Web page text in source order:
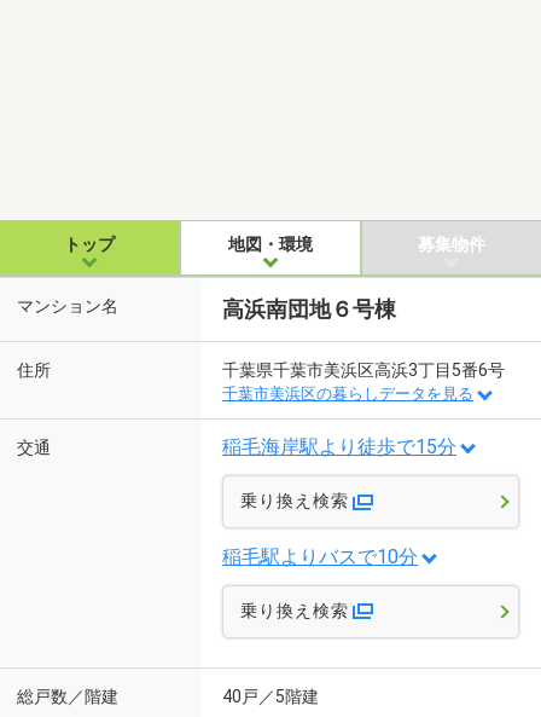
トップ 地図・環境 募集物件
マンション名 高浜南団地６号棟
住所 千葉県千葉市美浜区高浜3丁目5番6号
千葉市美浜区の暮らしデータを見る
交通 稲毛海岸駅より徒歩で15分
乗り換え検索
稲毛駅よりバスで10分
乗り換え検索
総戸数／階建 40戸／5階建